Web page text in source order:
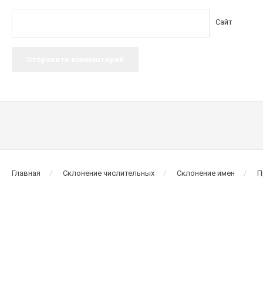
Сайт
Главная Склонение числительных Склонение имен